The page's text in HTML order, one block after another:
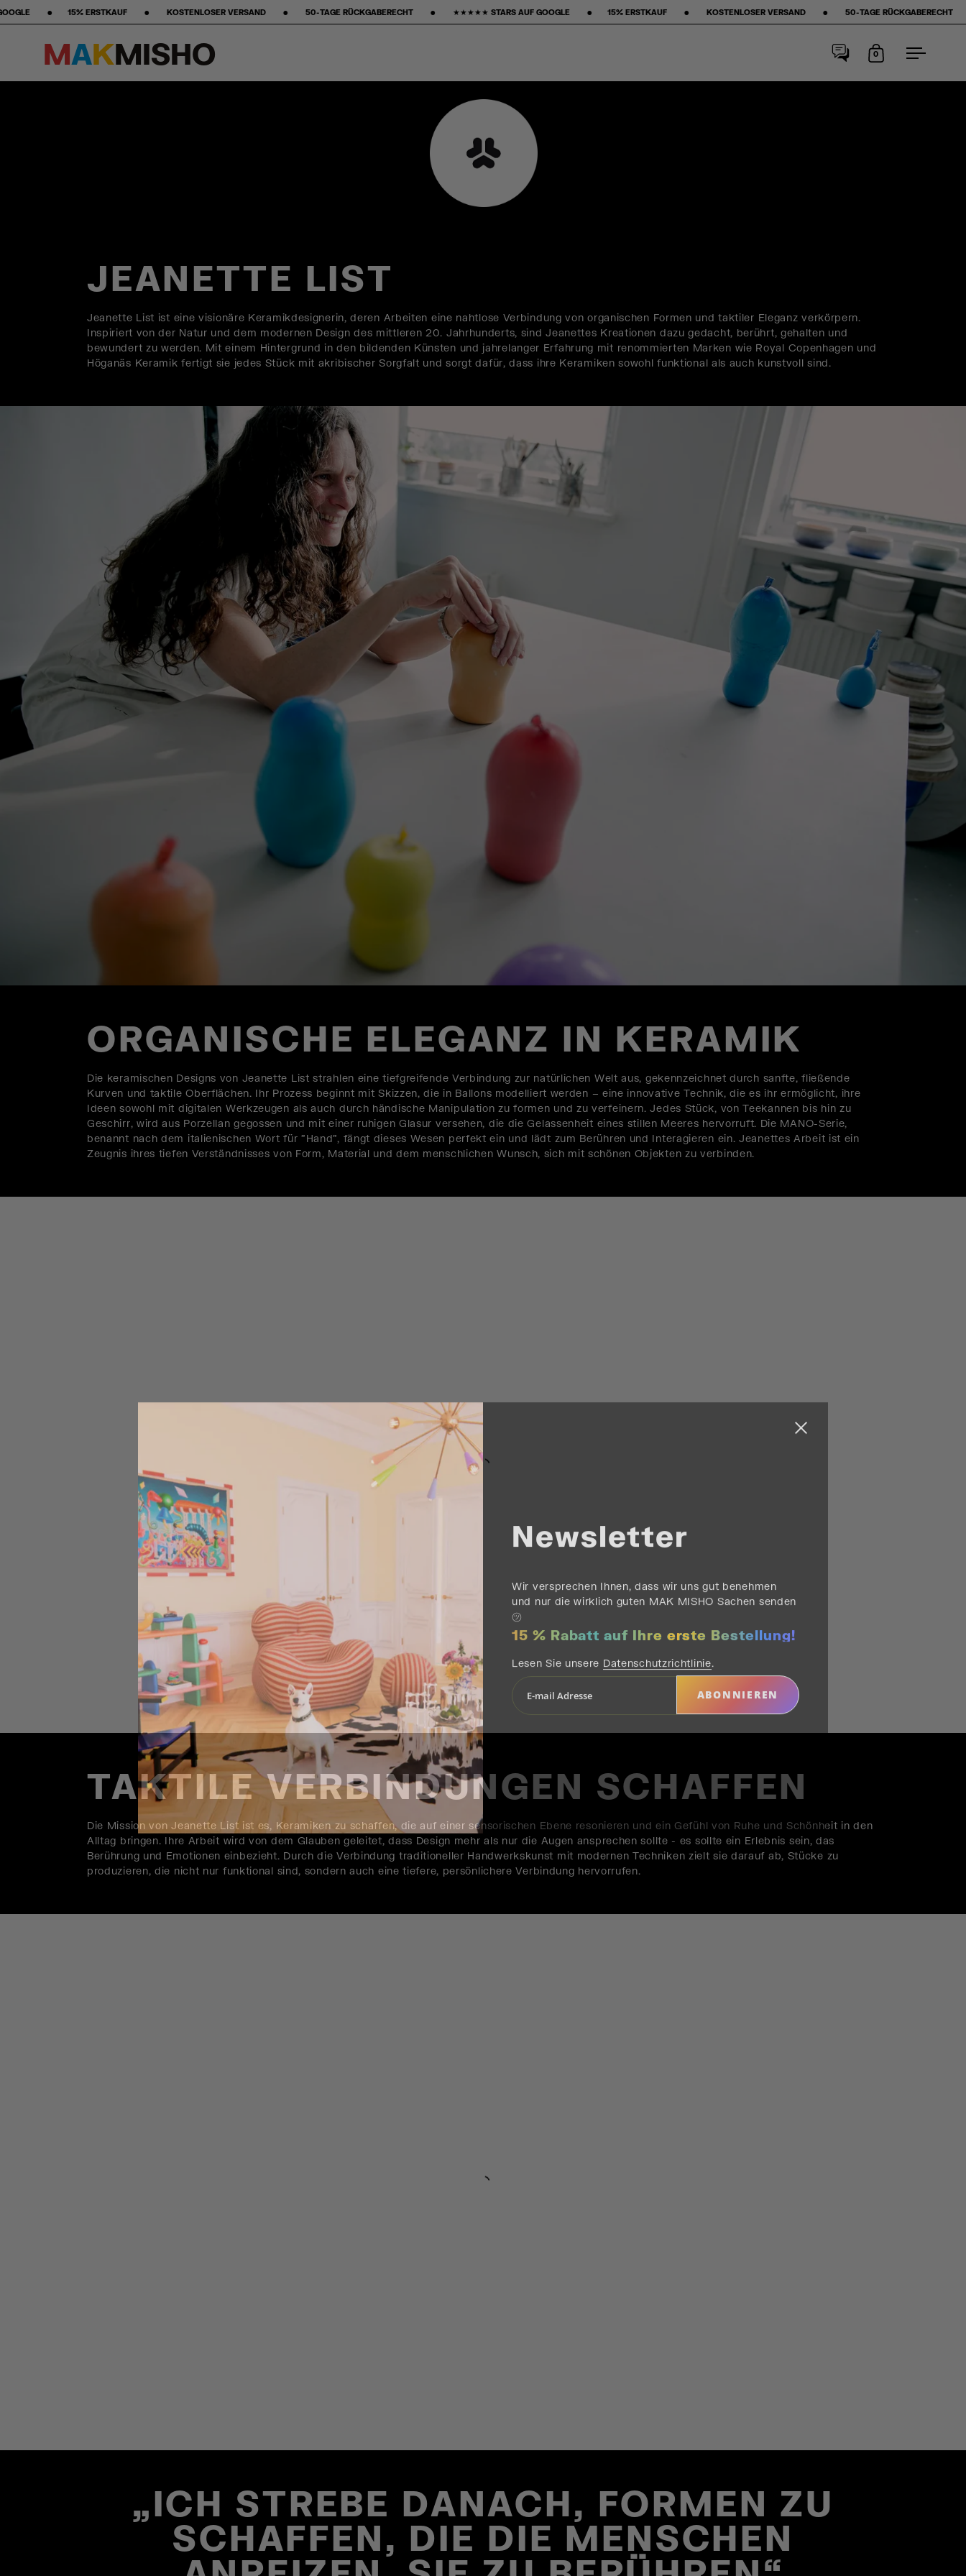
KOSTENLOSER VERSAND ‎ ‎ ‎ ‎ ‎ ‎ ‎ •‎ ‎ ‎ ‎ ‎ ‎ ‎ ‎ 50-TAGE RÜCKGABERECHT ‎ ‎ ‎ ‎ ‎ ‎ ‎ •‎ ‎ ‎ ‎ ‎ ‎ ‎ ‎ ★★★★★ STARS AUF GOOGLE ‎ ‎ ‎ ‎ ‎ ‎ ‎ •‎ ‎ ‎ ‎ ‎ ‎ ‎ ‎15% ERSTKAUF‎ ‎ ‎ ‎ ‎ ‎ ‎ ‎ •‎ ‎ ‎ ‎ ‎ ‎ ‎ ‎ KOSTENLOSER VERSAND ‎ ‎ ‎ ‎ ‎ ‎ ‎ •‎ ‎ ‎ ‎ ‎ ‎ ‎ ‎ 50-TAGE RÜCKGABERECHT ‎ ‎ ‎ ‎ ‎ ‎ ‎ •‎ ‎ ‎ ‎ ‎ ‎ ‎ ‎ ★★★★★ STARS AUF
MAKMISHO Warenkorb
0
Menu
JEANETTE LIST
Jeanette List ist eine visionäre Keramikdesignerin, deren Arbeiten eine nahtlose Verbindung von organischen Formen und taktiler Eleganz verkörpern.
Inspiriert von der Natur und dem modernen Design des mittleren 20. Jahrhunderts, sind Jeanettes Kreationen dazu gedacht, berührt, gehalten und
bewundert zu werden. Mit einem Hintergrund in den bildenden Künsten und jahrelanger Erfahrung mit renommierten Marken wie Royal Copenhagen und
Höganäs Keramik fertigt sie jedes Stück mit akribischer Sorgfalt und sorgt dafür, dass ihre Keramiken sowohl funktional als auch kunstvoll sind.
ORGANISCHE ELEGANZ IN KERAMIK
Die keramischen Designs von Jeanette List strahlen eine tiefgreifende Verbindung zur natürlichen Welt aus, gekennzeichnet durch sanfte, fließende
Kurven und taktile Oberflächen. Ihr Prozess beginnt mit Skizzen, die in Ballons modelliert werden – eine innovative Technik, die es ihr ermöglicht, ihre
Ideen sowohl mit digitalen Werkzeugen als auch durch händische Manipulation zu formen und zu verfeinern. Jedes Stück, von Teekannen bis hin zu
Geschirr, wird aus Porzellan gegossen und mit einer ruhigen Glasur versehen, die die Gelassenheit eines stillen Meeres hervorruft. Die MANO-Serie,
benannt nach dem italienischen Wort für "Hand", fängt dieses Wesen perfekt ein und lädt zum Berühren und Interagieren ein. Jeanettes Arbeit ist ein
Zeugnis ihres tiefen Verständnisses von Form, Material und dem menschlichen Wunsch, sich mit schönen Objekten zu verbinden.
TAKTILE VERBINDUNGEN SCHAFFEN
Die Mission von Jeanette List ist es, Keramiken zu schaffen, die auf einer sensorischen Ebene resonieren und ein Gefühl von Ruhe und Schönheit in den
Alltag bringen. Ihre Arbeit wird von dem Glauben geleitet, dass Design mehr als nur die Augen ansprechen sollte - es sollte ein Erlebnis sein, das
Berührung und Emotionen einbezieht. Durch die Verbindung traditioneller Handwerkskunst mit modernen Techniken zielt sie darauf ab, Stücke zu
produzieren, die nicht nur funktional sind, sondern auch eine tiefere, persönlichere Verbindung hervorrufen.
„ICH STREBE DANACH, FORMEN ZU
SCHAFFEN, DIE DIE MENSCHEN
Newsletter
und nur die wirklich guten MAK MISHO Sachen senden
㋡
15 % Rabatt auf Ihre erste Bestellung!
Schließen menu